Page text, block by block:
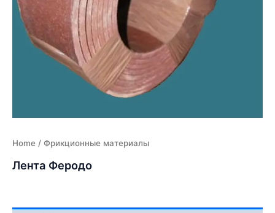
Home / Фрикционные материалы
Лента Феродо